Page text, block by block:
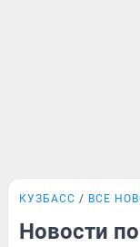
КУЗБАСС ВСЕ
Новости